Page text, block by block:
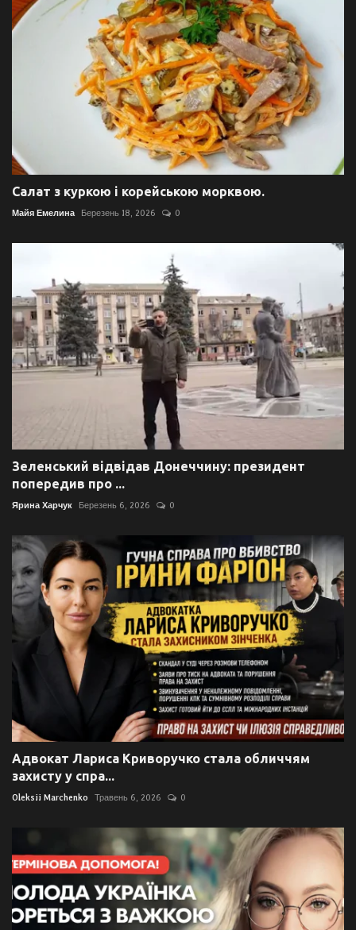
Салат з куркою і корейською морквою.
Майя Емелина Березень 18, 2026 0
Зеленський відвідав Донеччину: президент
попередив про ...
Ярина Харчук Березень 6, 2026 0
Адвокат Лариса Криворучко стала обличчям
захисту у спра...
Oleksii Marchenko Травень 6, 2026 0